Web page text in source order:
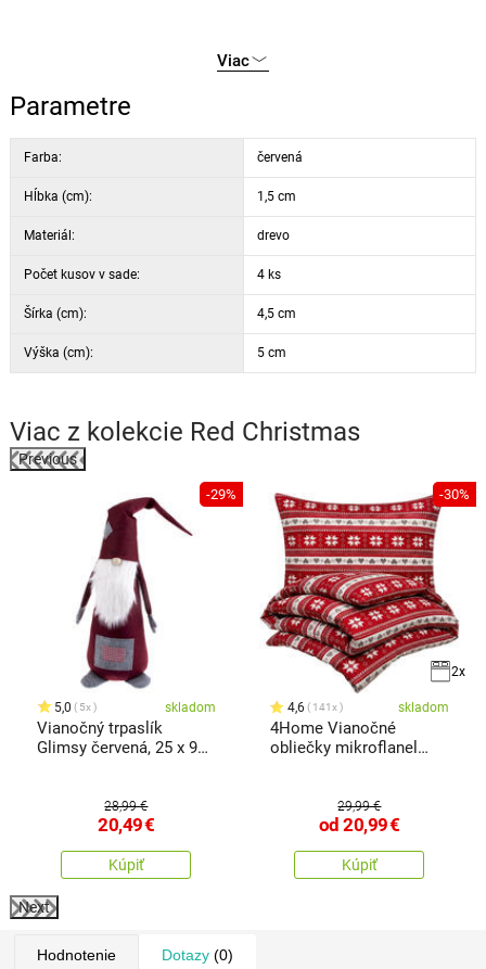
Viac
Parametre
Farba: červená
Hĺbka (cm): 1,5 cm
Materiál: drevo
Počet kusov v sade: 4 ks
Šírka (cm): 4,5 cm
Výška (cm): 5 cm
Viac z kolekcie Red Christmas
Previous
-29%
5,0 5x skladom
Vianočný trpaslík
Glimsy červená, 25 x 95
28,99 €
20,49€
Kúpiť
-30%
2x
4,6 141x skladom
4Home Vianočné
obliečky mikroflanel
29,99 €
od 20,99€
Kúpiť
Next
Hodnotenie Dotazy(0)